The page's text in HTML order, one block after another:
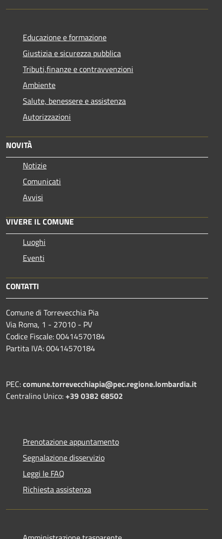
Educazione e formazione
Giustizia e sicurezza pubblica
Tributi,finanze e contravvenzioni
Ambiente
Salute, benessere e assistenza
Autorizzazioni
NOVITÀ
Notizie
Comunicati
Avvisi
VIVERE IL COMUNE
Luoghi
Eventi
CONTATTI
Comune di Torrevecchia Pia
Via Roma, 1 - 27010 - PV
Codice Fiscale: 00414570184
Partita IVA: 00414570184
PEC:comune.torrevecchiapia@pec.regione.lombardia.it
Centralino Unico:+39 0382 68502
Prenotazione appuntamento
Segnalazione disservizio
Leggi le FAQ
Richiesta assistenza